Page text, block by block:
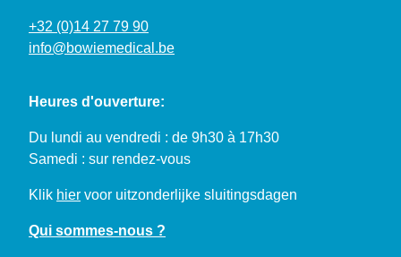
+32 (0)14 27 79 90
info@bowiemedical.be
Heures d'ouverture:
Du lundi au vendredi : de 9h30 à 17h30
Samedi : sur rendez-vous
Klik hier voor uitzonderlijke sluitingsdagen
Qui sommes-nous ?